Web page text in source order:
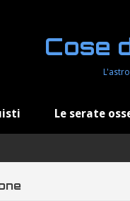
Cose
Le serate